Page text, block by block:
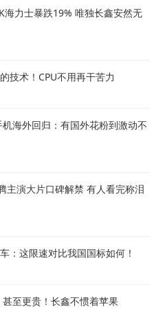
海力士暴跌19% 唯独长鑫安然无
技术！CPU不用再干苦力
海外回归：有国外花粉到激动不
主演大片口碑解禁 有人看完称泪
：这限速对比我国国标如何！
至更贵！长鑫不惯着苹果